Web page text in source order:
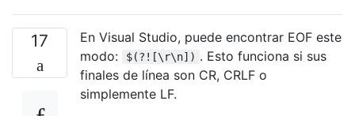
17
En Visual Studio, puede encontrar EOF este
modo:
$(?![\r\n]) . Esto funciona si sus
finales de línea son CR, CRLF o
simplemente LF.